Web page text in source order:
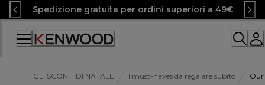
Skip
to
Content
Spedizione gratuita per ordini superiori a 49€
Accessibility
GLI SCONTI DI NATALE I must-haves da regalare subito Our